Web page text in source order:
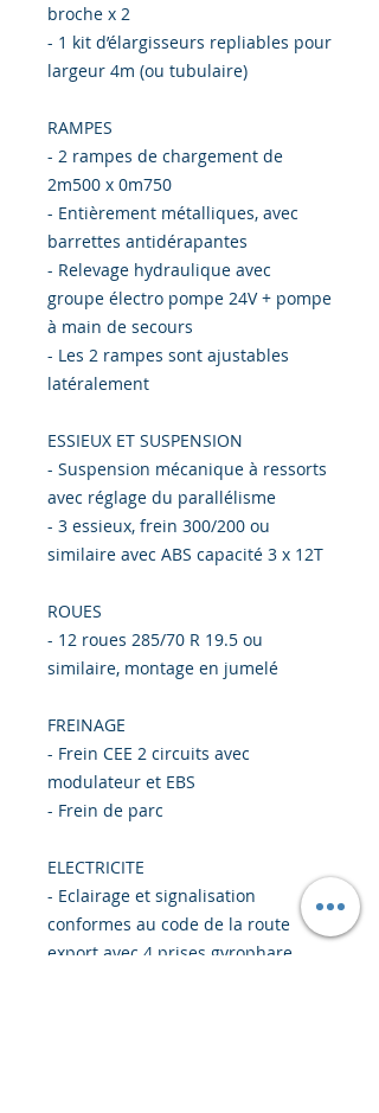
broche x 2
- 1 kit d’élargisseurs repliables pour
largeur 4m (ou tubulaire)
RAMPES
- 2 rampes de chargement de
2m500 x 0m750
- Entièrement métalliques, avec
barrettes antidérapantes
- Relevage hydraulique avec
groupe électro pompe 24V + pompe
à main de secours
- Les 2 rampes sont ajustables
latéralement
ESSIEUX ET SUSPENSION
- Suspension mécanique à ressorts
avec réglage du parallélisme
- 3 essieux, frein 300/200 ou
similaire avec ABS capacité 3 x 12T
ROUES
- 12 roues 285/70 R 19.5 ou
similaire, montage en jumelé
FREINAGE
- Frein CEE 2 circuits avec
modulateur et EBS
- Frein de parc
ELECTRICITE
- Eclairage et signalisation
conformes au code de la route
export avec 4 prises gyrophare